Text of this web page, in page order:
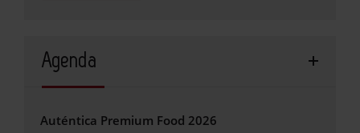
Agenda
Auténtica Premium Food 2026